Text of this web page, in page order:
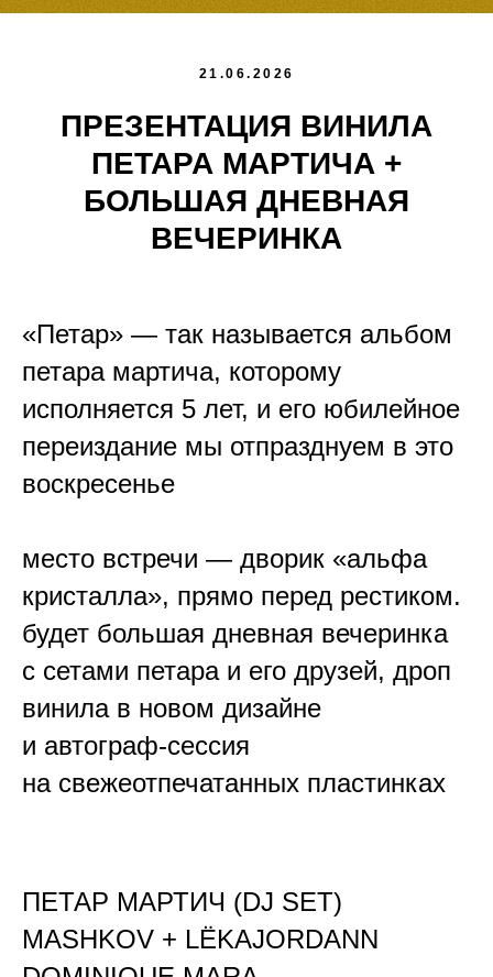
21.06.2026
ПРЕЗЕНТАЦИЯ ВИНИЛА
ПЕТАРА МАРТИЧА +
БОЛЬШАЯ ДНЕВНАЯ
ВЕЧЕРИНКА
«Петар» — так называется альбом
петара мартича, которому
исполняется 5 лет, и его юбилейное
переиздание мы отпразднуем в это
воскресенье
место встречи — дворик «альфа
кристалла», прямо перед рестиком.
будет большая дневная вечеринка
с сетами петара и его друзей, дроп
винила в новом дизайне
и автограф-сессия
на свежеотпечатанных пластинках
ПЕТАР МАРТИЧ (DJ SET)
MASHKOV + LЁKAJORDANN